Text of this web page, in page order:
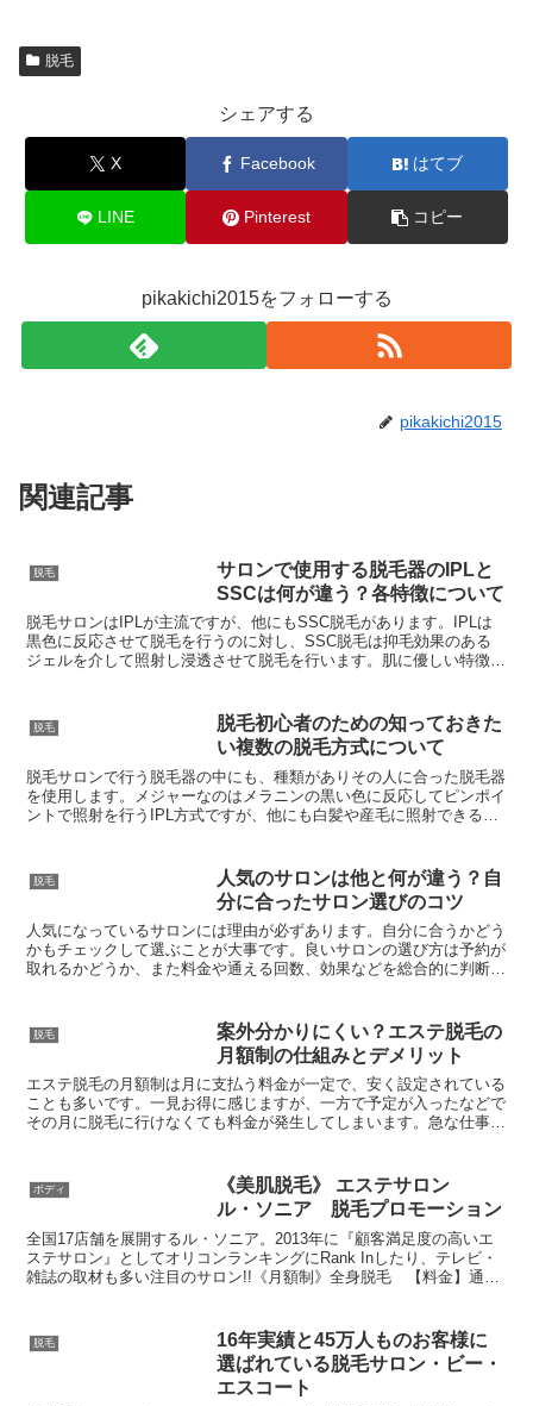
脱毛
シェアする
X Facebook はてブ
LINE Pinterest コピー
pikakichi2015をフォローする
pikakichi2015
関連記事
脱毛
サロンで使用する脱毛器のIPLと
SSCは何が違う？各特徴について
脱毛サロンはIPLが主流ですが、他にもSSC脱毛があります。IPLは
黒色に反応させて脱毛を行うのに対し、SSC脱毛は抑毛効果のある
ジェルを介して照射し浸透させて脱毛を行います。肌に優しい特徴も
脱毛
脱毛初心者のための知っておきた
い複数の脱毛方式について
脱毛サロンで行う脱毛器の中にも、種類がありその人に合った脱毛器
を使用します。メジャーなのはメラニンの黒い色に反応してピンポイ
ントで照射を行うIPL方式ですが、他にも白髪や産毛に照射できる
脱毛
人気のサロンは他と何が違う？自
分に合ったサロン選びのコツ
人気になっているサロンには理由が必ずあります。自分に合うかどう
かもチェックして選ぶことが大事です。良いサロンの選び方は予約が
取れるかどうか、また料金や通える回数、効果などを総合的に判断し
脱毛
案外分かりにくい？エステ脱毛の
月額制の仕組みとデメリット
エステ脱毛の月額制は月に支払う料金が一定で、安く設定されている
ことも多いです。一見お得に感じますが、一方で予定が入ったなどで
その月に脱毛に行けなくても料金が発生してしまいます。急な仕事や
ボディ
《美肌脱毛》 エステサロン
ル・ソニア 脱毛プロモーション
全国17店舗を展開するル・ソニア。2013年に『顧客満足度の高いエ
ステサロン』としてオリコンランキングにRank Inしたり、テレビ・
雑誌の取材も多い注目のサロン!!《月額制》全身脱毛 【料金】通常
脱毛
16年実績と45万人ものお客様に
選ばれている脱毛サロン・ビー・
エスコート